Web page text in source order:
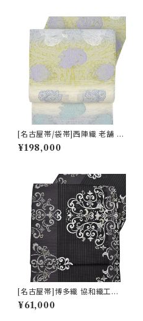
[名古屋帯/袋帯]西陣織 老舗 京
藝 謹製 ヴィクトリア・デザイン
天然石糸 子猫鍵しっぽ 九寸帯
¥198,000
[名古屋帯]博多織 協和織工場
謹製 印度彩花文 八寸帯 正絹
日本製(商品番号:22103)
¥61,000